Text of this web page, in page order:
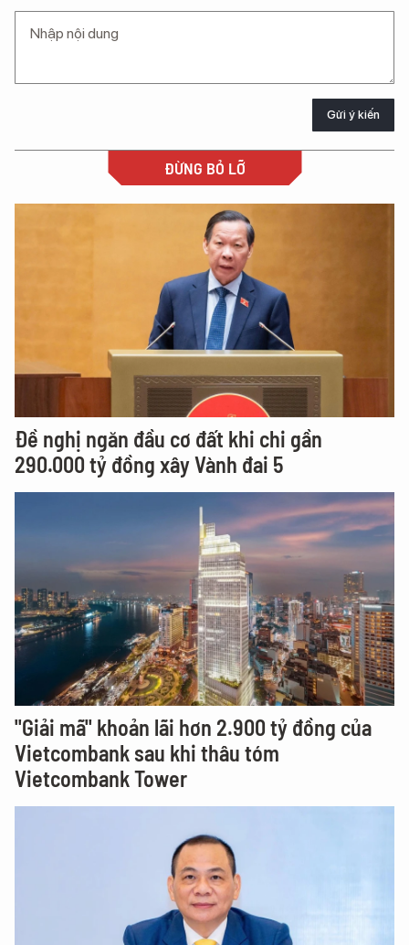
Gửi ý kiến
ĐỪNG BỎ LỠ
Đề nghị ngăn đầu cơ đất khi chi gần
290.000 tỷ đồng xây Vành đai 5
"Giải mã" khoản lãi hơn 2.900 tỷ đồng của
Vietcombank sau khi thâu tóm
Vietcombank Tower